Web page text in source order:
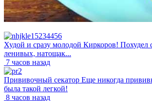
Худой и сразу молодой Киркоров! Похудел
ленивых, натощак...
7 часов назад
Прививочный секатор Еще никогда
была такой легкой!
8 часов назад